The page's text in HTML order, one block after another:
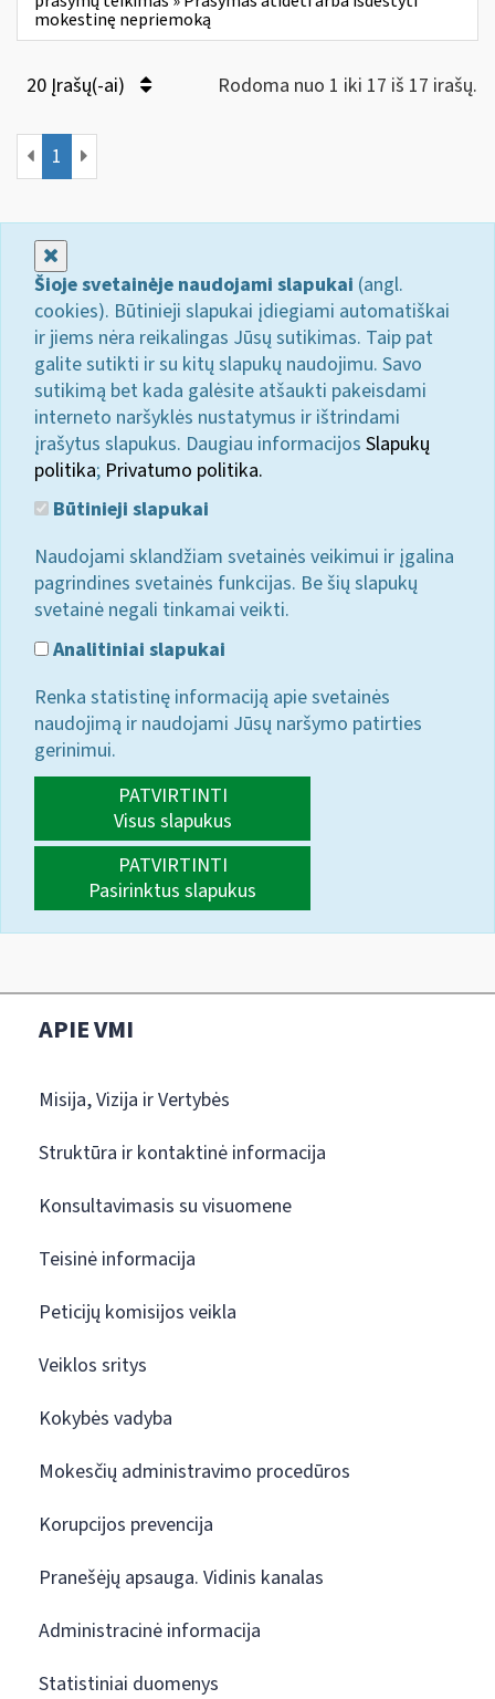
mokestinę nepriemoką
20 Įrašų(-ai) Rodoma nuo 1 iki 17 iš 17 irašų.
1
Šioje svetainėje naudojami slapukai (angl.
cookies). Būtinieji slapukai įdiegiami automatiškai
ir jiems nėra reikalingas Jūsų sutikimas. Taip pat
galite sutikti ir su kitų slapukų naudojimu. Savo
sutikimą bet kada galėsite atšaukti pakeisdami
interneto naršyklės nustatymus ir ištrindami
įrašytus slapukus. Daugiau informacijos Slapukų
politika; Privatumo politika.
Būtinieji slapukai
Naudojami sklandžiam svetainės veikimui ir įgalina
pagrindines svetainės funkcijas. Be šių slapukų
svetainė negali tinkamai veikti.
Analitiniai slapukai
Renka statistinę informaciją apie svetainės
naudojimą ir naudojami Jūsų naršymo patirties
gerinimui.
PATVIRTINTI
Visus slapukus
PATVIRTINTI
Pasirinktus slapukus
APIE VMI
Misija, Vizija ir Vertybės
Struktūra ir kontaktinė informacija
Konsultavimasis su visuomene
Teisinė informacija
Peticijų komisijos veikla
Veiklos sritys
Kokybės vadyba
Mokesčių administravimo procedūros
Korupcijos prevencija
Pranešėjų apsauga. Vidinis kanalas
Administracinė informacija
Statistiniai duomenys